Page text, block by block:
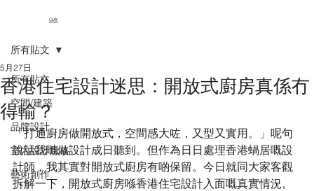
CLAY
所有貼文
空間/建築
品牌設計
室內設計風格
藝術創作
所有貼文
香港住宅設計迷思：開放式廚房真係冇
得輸？
5月27日
「打通廚房做開放式，空間感大咗，又型又實用。」呢句
說話我哋做設計成日聽到。但作為日日處理香港蝸居嘅設
計師，我其實對開放式廚房有啲保留。今日就同大家客觀
拆解一下，開放式廚房喺香港住宅設計入面嘅真實情況。